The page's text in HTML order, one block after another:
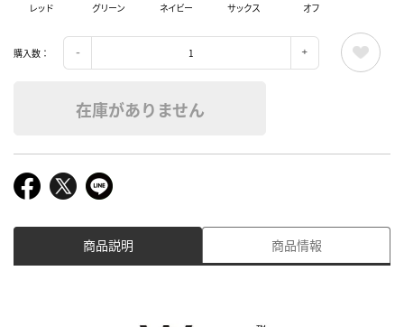
レッド グリーン ネイビー サックス オフ
購入数：
在庫がありません
商品説明 商品情報